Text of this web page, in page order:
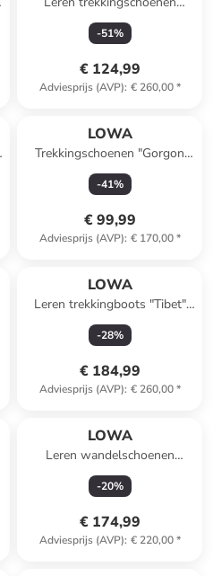
"Randir GTX" blauw/groen
-51%
€ 124,99
Adviesprijs (AVP): € 260,00*
LOWA
Trekkingschoenen "Gorgon
GTX" blauw
-41%
€ 99,99
Adviesprijs (AVP): € 170,00*
LOWA
Leren trekkingboots "Tibet"
lichtbruin
-28%
€ 184,99
Adviesprijs (AVP): € 260,00*
LOWA
Leren wandelschoenen
"Renegade GTX Mid Ws"
zwart
-20%
€ 174,99
Adviesprijs (AVP): € 220,00*